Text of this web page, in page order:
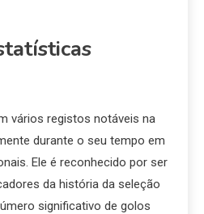
vários registos notáveis na
durante o seu tempo em
Ele é reconhecido por ser
da história da seleção
significativo de golos